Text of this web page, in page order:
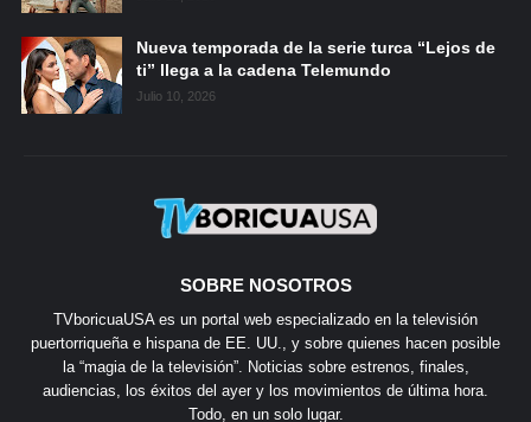
Nueva temporada de la serie turca “Lejos de
ti” llega a la cadena Telemundo
Julio 10, 2026
SOBRE NOSOTROS
TVboricuaUSA es un portal web especializado en la televisión
puertorriqueña e hispana de EE. UU., y sobre quienes hacen posible
la “magia de la televisión”. Noticias sobre estrenos, finales,
audiencias, los éxitos del ayer y los movimientos de última hora.
Todo, en un solo lugar.